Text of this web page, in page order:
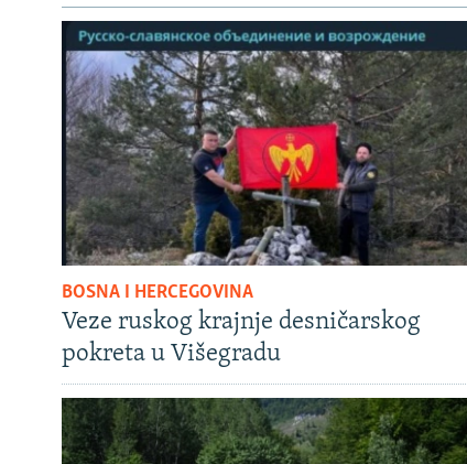
BOSNA I HERCEGOVINA
Veze ruskog krajnje desničarskog
pokreta u Višegradu